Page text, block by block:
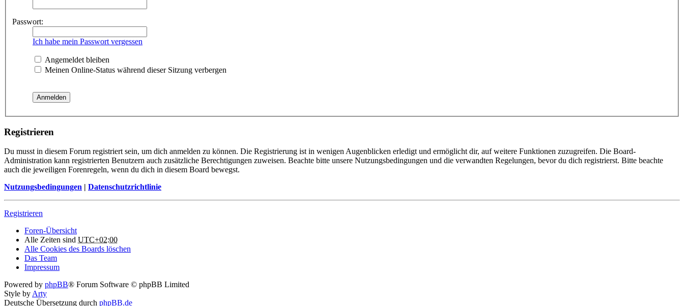
Passwort:
Ich habe mein Passwort vergessen
Angemeldet bleiben
Meinen Online-Status während dieser Sitzung verbergen
Registrieren
Du musst in diesem Forum registriert sein, um dich anmelden zu können. Die Registrierung ist in wenigen Augenblicken erledigt und ermöglicht dir, auf weitere Funktionen zuzugreifen. Die Board-
Administration kann registrierten Benutzern auch zusätzliche Berechtigungen zuweisen. Beachte bitte unsere Nutzungsbedingungen und die verwandten Regelungen, bevor du dich registrierst. Bitte beachte
auch die jeweiligen Forenregeln, wenn du dich in diesem Board bewegst.
Nutzungsbedingungen | Datenschutzrichtlinie
Registrieren
Foren-Übersicht
Alle Zeiten sind UTC+02:00
Alle Cookies des Boards löschen
Das Team
Impressum
Powered by phpBB® Forum Software © phpBB Limited
Style byArty
Deutsche Übersetzung durch phpBB.de